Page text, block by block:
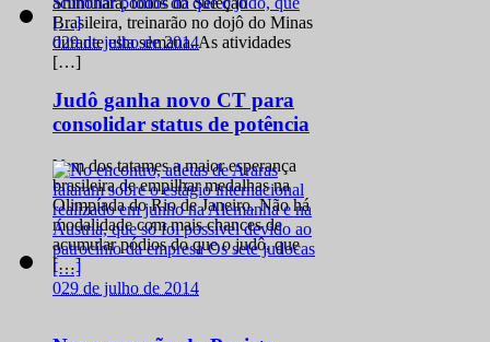
Brasileira, treinarão no dojô do Minas
durante esta semana. As atividades
[…]
029 de julho de 2014
Judô ganha novo CT para
consolidar status de potência
Vem dos tatames a maior esperança
brasileira de empilhar medalhas na
Olimpíada do Rio de Janeiro. Não há
modalidade com mais chances de
acumular pódios do que o judô, que
[…]
029 de julho de 2014